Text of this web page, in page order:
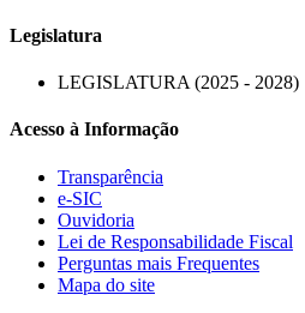
Legislatura
LEGISLATURA (2025 - 2028)
Acesso à Informação
Transparência
e-SIC
Ouvidoria
Lei de Responsabilidade Fiscal
Perguntas mais Frequentes
Mapa do site